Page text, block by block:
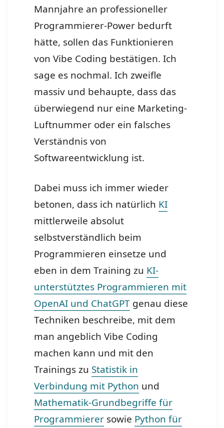
Mannjahre an professioneller
Programmierer-Power bedurft
hätte, sollen das Funktionieren
von Vibe Coding bestätigen. Ich
sage es nochmal. Ich zweifle
massiv und behaupte, dass das
überwiegend nur eine Marketing-
Luftnummer oder ein falsches
Verständnis von
Softwareentwicklung ist.
Dabei muss ich immer wieder
betonen, dass ich natürlich KI
mittlerweile absolut
selbstverständlich beim
Programmieren einsetze und
eben in dem Training zu KI-
unterstütztes Programmieren mit
OpenAI und ChatGPT genau diese
Techniken beschreibe, mit dem
man angeblich Vibe Coding
machen kann und mit den
Trainings zu Statistik in
Verbindung mit Python und
Mathematik-Grundbegriffe für
Programmierer sowie Python für